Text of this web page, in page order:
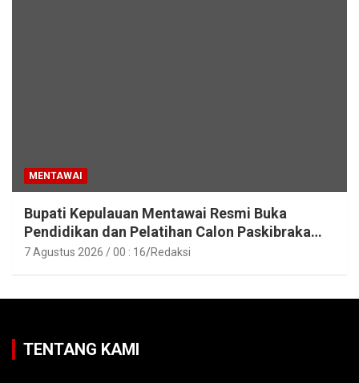
MENTAWAI
Bupati Kepulauan Mentawai Resmi Buka
Pendidikan dan Pelatihan Calon Paskibraka
Tahun 2026
7 Agustus 2026 / 00 : 16 Redaksi
TENTANG KAMI